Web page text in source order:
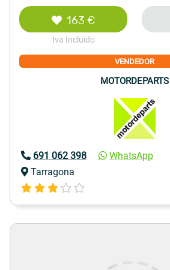
163 €
Iva Incluido
VENDEDOR
MOTORDEPARTS
691 062 398
WhatsApp
Tarragona